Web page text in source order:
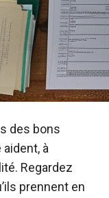
des bons
à
Regardez
prennent en